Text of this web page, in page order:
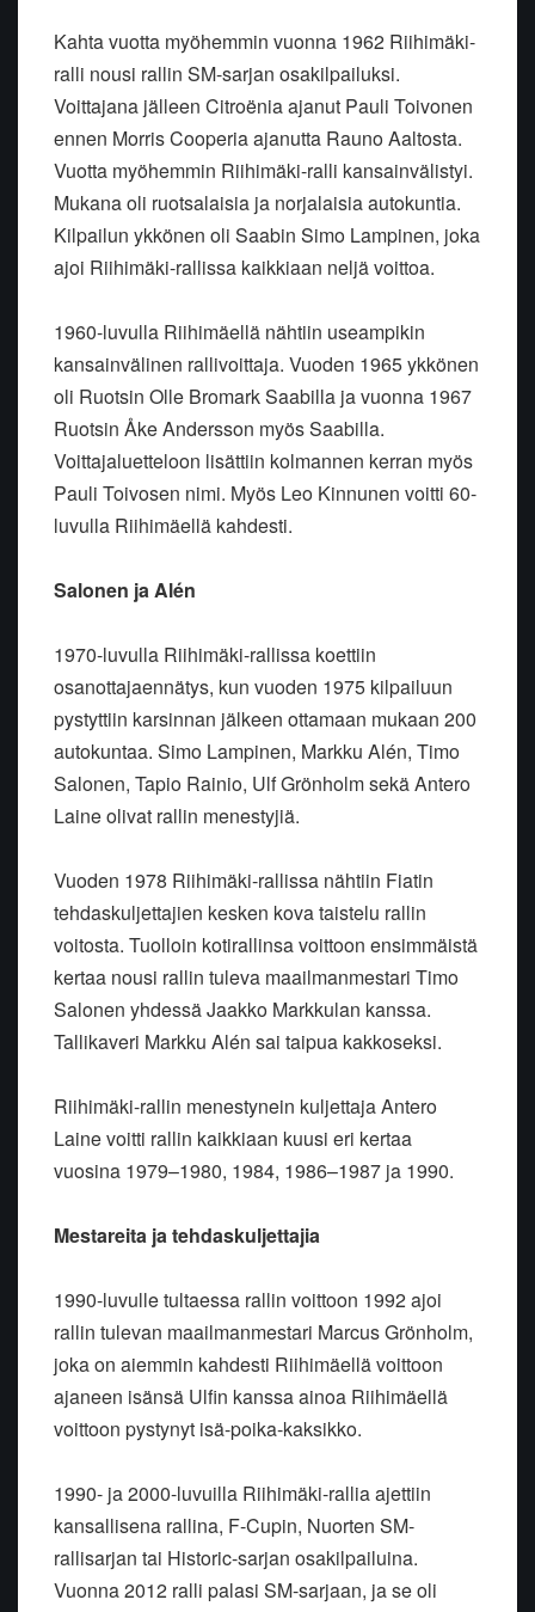
Kahta vuotta myöhemmin vuonna 1962 Riihimäki-
ralli nousi rallin SM-sarjan osakilpailuksi.
Voittajana jälleen Citroënia ajanut Pauli Toivonen
ennen Morris Cooperia ajanutta Rauno Aaltosta.
Vuotta myöhemmin Riihimäki-ralli kansainvälistyi.
Mukana oli ruotsalaisia ja norjalaisia autokuntia.
Kilpailun ykkönen oli Saabin Simo Lampinen, joka
ajoi Riihimäki-rallissa kaikkiaan neljä voittoa.
1960-luvulla Riihimäellä nähtiin useampikin
kansainvälinen rallivoittaja. Vuoden 1965 ykkönen
oli Ruotsin Olle Bromark Saabilla ja vuonna 1967
Ruotsin Åke Andersson myös Saabilla.
Voittajaluetteloon lisättiin kolmannen kerran myös
Pauli Toivosen nimi. Myös Leo Kinnunen voitti 60-
luvulla Riihimäellä kahdesti.
Salonen ja Alén
1970-luvulla Riihimäki-rallissa koettiin
osanottajaennätys, kun vuoden 1975 kilpailuun
pystyttiin karsinnan jälkeen ottamaan mukaan 200
autokuntaa. Simo Lampinen, Markku Alén, Timo
Salonen, Tapio Rainio, Ulf Grönholm sekä Antero
Laine olivat rallin menestyjiä.
Vuoden 1978 Riihimäki-rallissa nähtiin Fiatin
tehdaskuljettajien kesken kova taistelu rallin
voitosta. Tuolloin kotirallinsa voittoon ensimmäistä
kertaa nousi rallin tuleva maailmanmestari Timo
Salonen yhdessä Jaakko Markkulan kanssa.
Tallikaveri Markku Alén sai taipua kakkoseksi.
Riihimäki-rallin menestynein kuljettaja Antero
Laine voitti rallin kaikkiaan kuusi eri kertaa
vuosina 1979–1980, 1984, 1986–1987 ja 1990.
Mestareita ja tehdaskuljettajia
1990-luvulle tultaessa rallin voittoon 1992 ajoi
rallin tulevan maailmanmestari Marcus Grönholm,
joka on aiemmin kahdesti Riihimäellä voittoon
ajaneen isänsä Ulfin kanssa ainoa Riihimäellä
voittoon pystynyt isä-poika-kaksikko.
1990- ja 2000-luvuilla Riihimäki-rallia ajettiin
kansallisena rallina, F-Cupin, Nuorten SM-
rallisarjan tai Historic-sarjan osakilpailuina.
Vuonna 2012 ralli palasi SM-sarjaan, ja se oli